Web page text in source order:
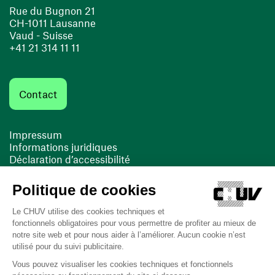
Rue du Bugnon 21
CH-1011 Lausanne
Vaud - Suisse
+41 21 314 11 11
Contact
Impressum
Informations juridiques
Déclaration d’accessibilité
Cookies
(opens in a new window)